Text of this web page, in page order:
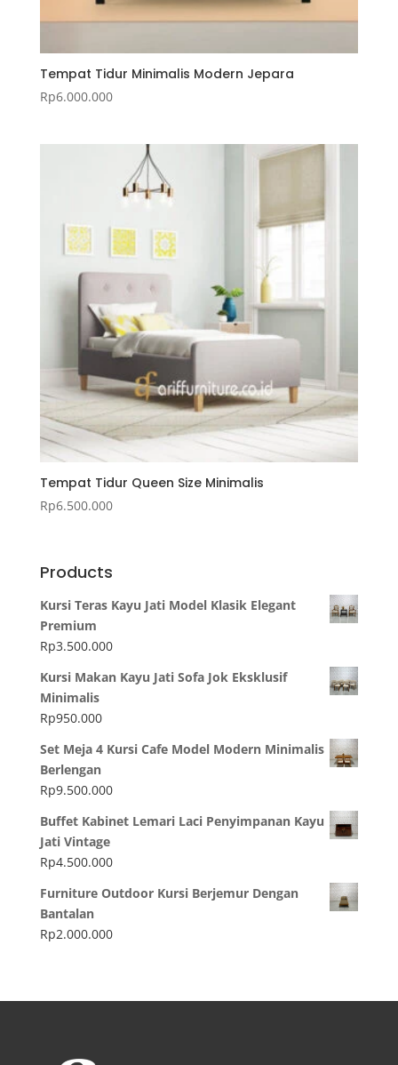
Tempat Tidur Minimalis Modern Jepara
Rp6.000.000
Tempat Tidur Queen Size Minimalis
Rp6.500.000
Products
Kursi Teras Kayu Jati Model Klasik Elegant
Premium
Rp3.500.000
Kursi Makan Kayu Jati Sofa Jok Eksklusif
Minimalis
Rp950.000
Set Meja 4 Kursi Cafe Model Modern Minimalis
Berlengan
Rp9.500.000
Buffet Kabinet Lemari Laci Penyimpanan Kayu
Jati Vintage
Rp4.500.000
Furniture Outdoor Kursi Berjemur Dengan
Bantalan
Rp2.000.000